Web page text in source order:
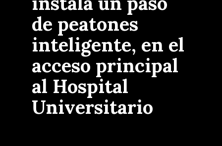
de peatones
inteligente, en el
acceso principal
al Hospital
Universitario